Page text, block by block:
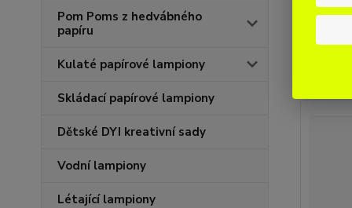
Pom Poms z hedvábného
papíru
Kulaté papírové lampiony
Skládací papírové lampiony
Dětské DYI kreativní sady
Vodní lampiony
Létající lampiony